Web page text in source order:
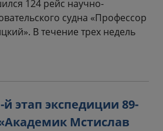
124 рейс научно-
судна «Профессор
В течение трех недель
этап экспедиции 89-
Мстислав